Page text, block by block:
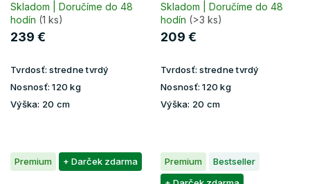
Skladom | Doručíme do 48
hodín (1 ks)
239 €
Tvrdosť: stredne tvrdý
Nosnosť: 120 kg
Výška: 20 cm
Skladom | Doručíme do 48
hodín (>3 ks)
209 €
Tvrdosť: stredne tvrdý
Nosnosť: 120 kg
Výška: 20 cm
Premium + Darček zdarma Premium
Bestseller